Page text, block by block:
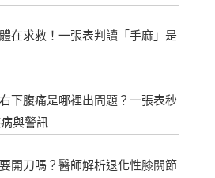
在求救！一張表判讀「手麻」是
下腹痛是哪裡出問題？一張表秒
與警訊
開刀嗎？醫師解析退化性膝關節